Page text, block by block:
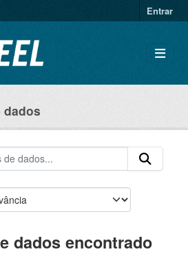
Entrar
dados
dados encontrado